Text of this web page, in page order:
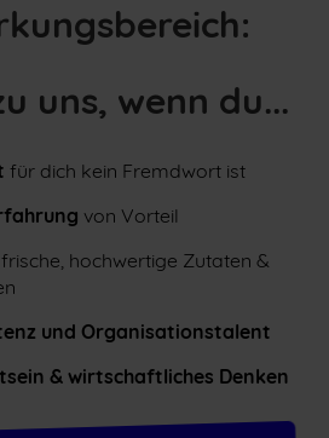
uns, wenn du...
für dich kein Fremdwort ist
von Vorteil
hochwertige Zutaten &
und Organisationstalent
& wirtschaftliches Denken